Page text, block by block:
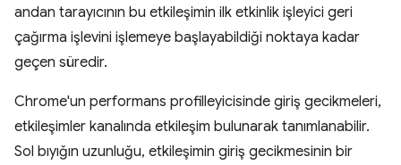
andan tarayıcının bu etkileşimin ilk etkinlik işleyici geri
çağırma işlevini işlemeye başlayabildiği noktaya kadar
geçen süredir.
Chrome'un performans profilleyicisinde giriş gecikmeleri,
etkileşimler kanalında etkileşim bulunarak tanımlanabilir.
Sol bıyığın uzunluğu, etkileşimin giriş gecikmesinin bir